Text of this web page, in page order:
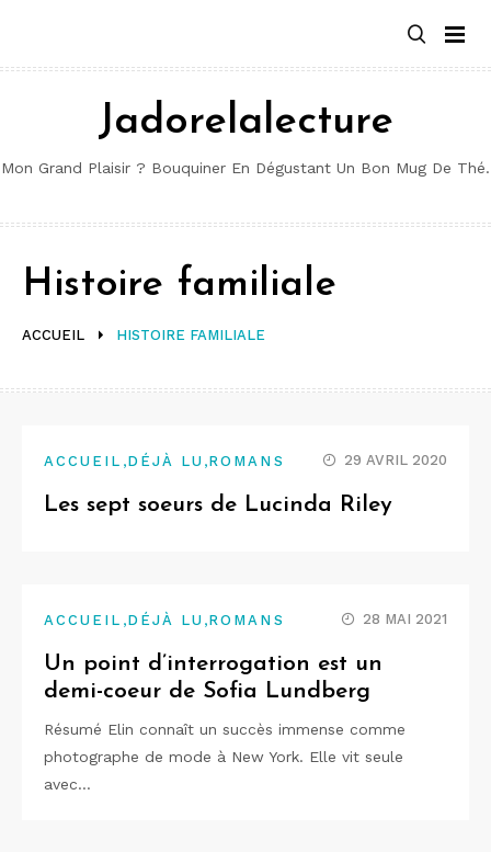
contenu
Jadorelalecture
Mon Grand Plaisir ? Bouquiner En Dégustant Un Bon Mug De Thé.
ACCUEIL HISTOIRE FAMILIALE
Histoire familiale
ACCUEIL ,DÉJÀ LU ,ROMANS 29 AVRIL 2020
Les sept soeurs de Lucinda Riley
ACCUEIL ,DÉJÀ LU ,ROMANS 28 MAI 2021
Un point d’interrogation est un
demi-coeur de Sofia Lundberg
Résumé Elin connaît un succès immense comme
photographe de mode à New York. Elle vit seule
avec…